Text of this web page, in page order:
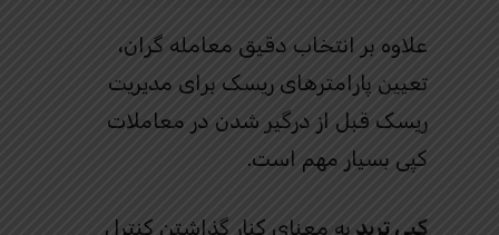
علاوه بر انتخاب دقیق معامله گران،
تعیین پارامترهای ریسک برای مدیریت
ریسک قبل از درگیر شدن در معاملات
کپی بسیار مهم است.
کپی ترید به معنای کنار گذاشتن کنترل